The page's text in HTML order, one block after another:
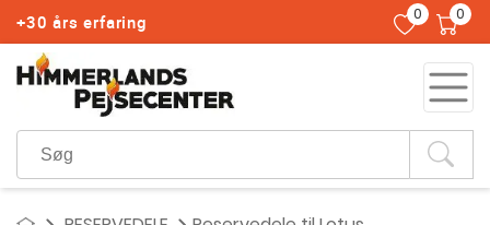
+30 års erfaring 0 0